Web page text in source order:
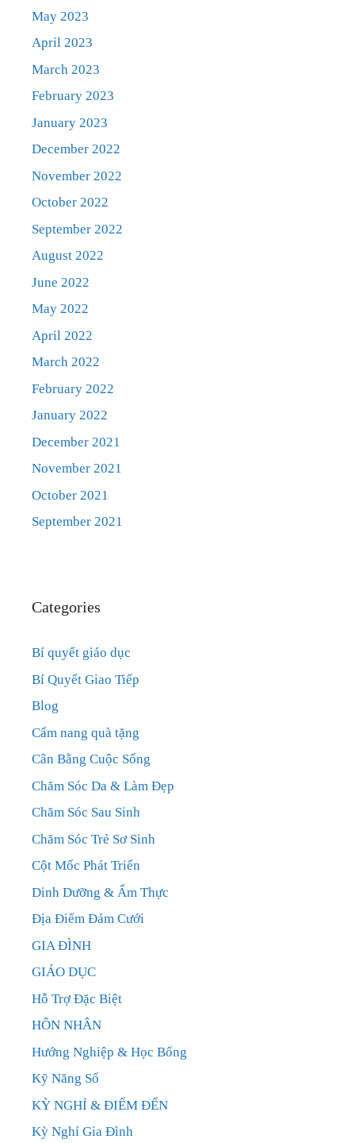
May 2023
April 2023
March 2023
February 2023
January 2023
December 2022
November 2022
October 2022
September 2022
August 2022
June 2022
May 2022
April 2022
March 2022
February 2022
January 2022
December 2021
November 2021
October 2021
September 2021
Categories
Bí quyết giáo dục
Bí Quyết Giao Tiếp
Blog
Cẩm nang quà tặng
Cân Bằng Cuộc Sống
Chăm Sóc Da & Làm Đẹp
Chăm Sóc Sau Sinh
Chăm Sóc Trẻ Sơ Sinh
Cột Mốc Phát Triển
Dinh Dưỡng & Ẩm Thực
Địa Điểm Đám Cưới
GIA ĐÌNH
GIÁO DỤC
Hỗ Trợ Đặc Biệt
HÔN NHÂN
Hướng Nghiệp & Học Bổng
Kỹ Năng Số
KỲ NGHỈ & ĐIỂM ĐẾN
Kỳ Nghỉ Gia Đình